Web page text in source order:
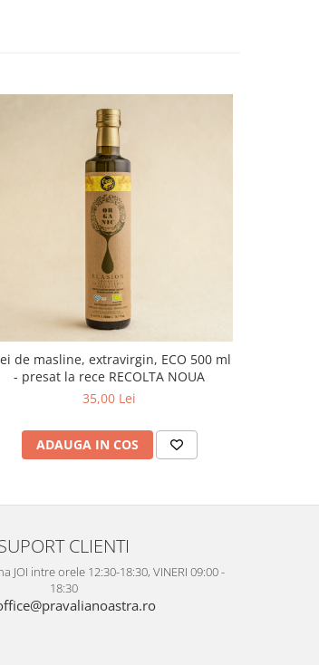
de masline, extravirgin, ECO 500 ml
- presat la rece RECOLTA NOUA
35,00 Lei
ADAUGA IN COS
CLIENTI
JOI intre orele 12:30-18:30, VINERI 09:00 -
18:30